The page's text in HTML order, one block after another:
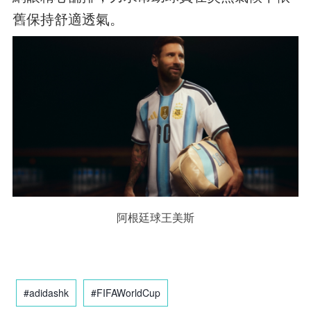
舊保持舒適透氣。
阿根廷球王美斯
#adidashk #FIFAWorldCup